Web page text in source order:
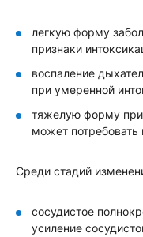
легкую форму
признаки
воспаление
при умеренной
тяжелую форму
может потребовать
Среди стадий
сосудистое
усиление